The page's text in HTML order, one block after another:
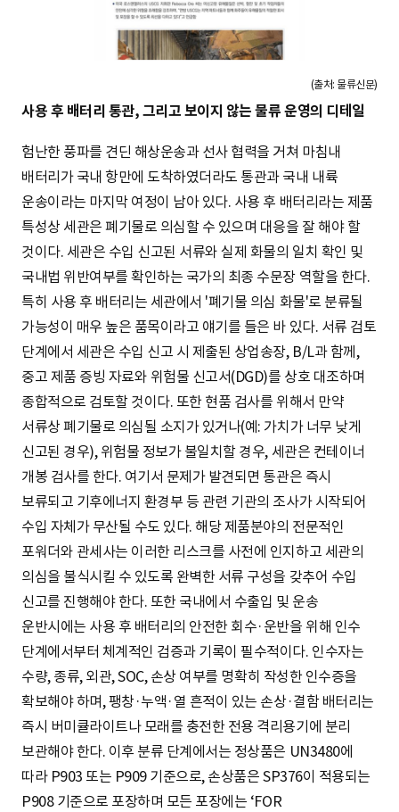
(출처: 물류신문)
사용 후 배터리 통관, 그리고 보이지 않는 물류 운영의 디테일
험난한 풍파를 견딘 해상운송과 선사 협력을 거쳐 마침내
배터리가 국내 항만에 도착하였더라도 통관과 국내 내륙
운송이라는 마지막 여정이 남아 있다. 사용 후 배터리라는 제품
특성상 세관은 폐기물로 의심할 수 있으며 대응을 잘 해야 할
것이다. 세관은 수입 신고된 서류와 실제 화물의 일치 확인 및
국내법 위반여부를 확인하는 국가의 최종 수문장 역할을 한다.
특히 사용 후 배터리는 세관에서 '폐기물 의심 화물'로 분류될
가능성이 매우 높은 품목이라고 얘기를 들은 바 있다. 서류 검토
단계에서 세관은 수입 신고 시 제출된 상업송장, B/L과 함께,
중고 제품 증빙 자료와 위험물 신고서(DGD)를 상호 대조하며
종합적으로 검토할 것이다. 또한 현품 검사를 위해서 만약
서류상 폐기물로 의심될 소지가 있거나(예: 가치가 너무 낮게
신고된 경우), 위험물 정보가 불일치할 경우, 세관은 컨테이너
개봉 검사를 한다. 여기서 문제가 발견되면 통관은 즉시
보류되고 기후에너지 환경부 등 관련 기관의 조사가 시작되어
수입 자체가 무산될 수도 있다. 해당 제품분야의 전문적인
포워더와 관세사는 이러한 리스크를 사전에 인지하고 세관의
의심을 불식시킬 수 있도록 완벽한 서류 구성을 갖추어 수입
신고를 진행해야 한다. 또한 국내에서 수출입 및 운송
운반시에는 사용 후 배터리의 안전한 회수·운반을 위해 인수
단계에서부터 체계적인 검증과 기록이 필수적이다. 인수자는
수량, 종류, 외관, SOC, 손상 여부를 명확히 작성한 인수증을
확보해야 하며, 팽창·누액·열 흔적이 있는 손상·결함 배터리는
즉시 버미큘라이트나 모래를 충전한 전용 격리용기에 분리
보관해야 한다. 이후 분류 단계에서는 정상품은 UN3480에
따라 P903 또는 P909 기준으로, 손상품은 SP376이 적용되는
P908 기준으로 포장하며 모든 포장에는 ‘FOR